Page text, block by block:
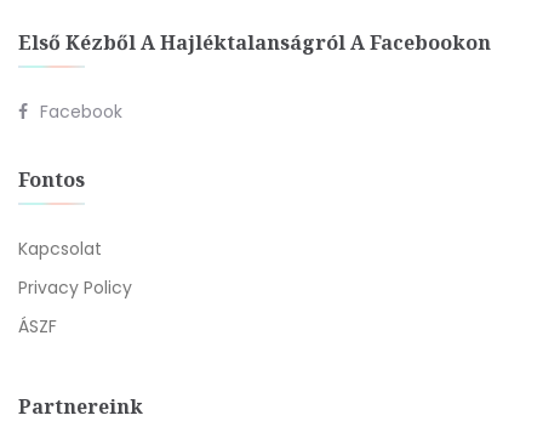
Első Kézből A Hajléktalanságról A Facebookon
Facebook
Fontos
Kapcsolat
Privacy Policy
ÁSZF
Partnereink